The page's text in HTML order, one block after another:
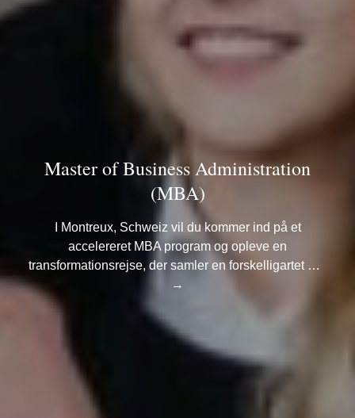
Master of Business Administration
(MBA)
I Montreux, Schweiz vil du kommer ind på et
accelereret MBA program og opleve en
transformationsrejse, der samler en forskelligartet …
→